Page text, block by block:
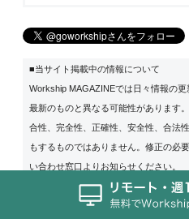
■当サイト掲載中の情報について
Workship MAGAZINEでは日々情報の
最新のものと異なる可能性があります
合性、完全性、正確性、安全性、合法
もするものではありません。修正の必
い合わせ窓口よりお知らせください。
■アクセス解析ツールについて
当サイトでは、Googleによるアクセス